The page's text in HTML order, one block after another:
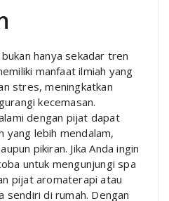
hanya sekadar tren
manfaat ilmiah yang
stres, meningkatkan
kecemasan.
dengan pijat dapat
yang lebih mendalam,
pikiran. Jika Anda ingin
untuk mengunjungi spa
pijat aromaterapi atau
sendiri di rumah. Dengan